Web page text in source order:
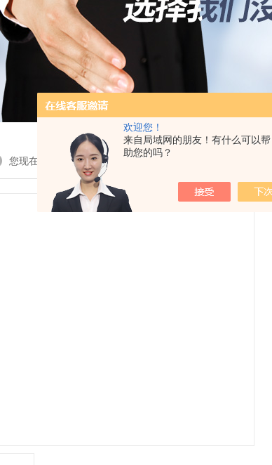
欢迎您！
来自局域网的朋友！有什么可以帮
助您的吗？
您现在的位置：首页> 产品展示 > 恒温振荡器、恒温摇床系列